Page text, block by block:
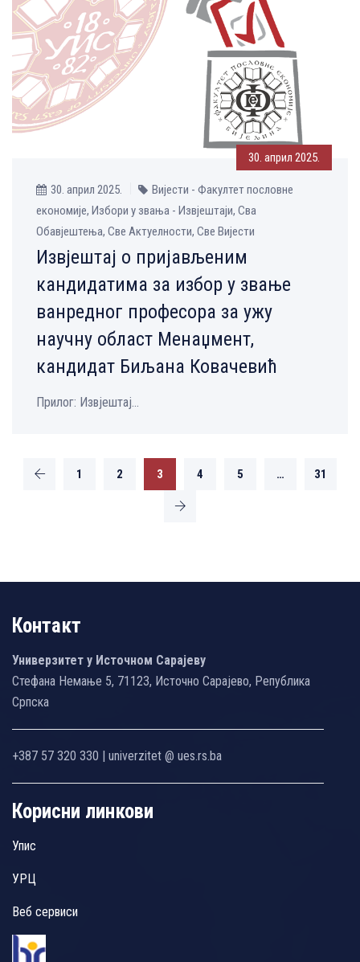
30. април 2025.
30. април 2025.
Вијести - Факултет пословне
економије, Избори у звања - Извјештаји, Сва
Обавјештења, Све Aктуелности, Све Вијести
Извјештај о пријављеним
кандидатима за избор у звање
ванредног професора за ужу
научну област Менаџмент,
кандидат Биљана Ковачевић
Прилог: Извјештај...
1 2 3 4 5 … 31
Контакт
Универзитет у Источном Сарајеву
Стефана Немање 5, 71123, Источно Сарајево, Република
Српска
+387 57 320 330 | univerzitet @ ues.rs.ba
Корисни линкови
Упис
УРЦ
Веб сервиси